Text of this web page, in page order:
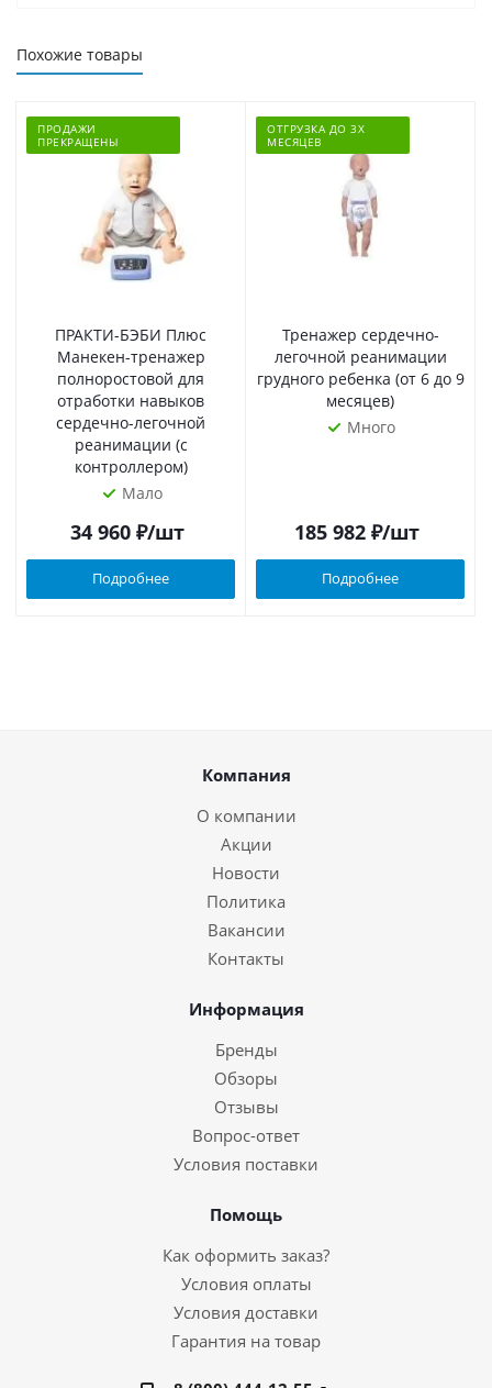
Похожие товары
ПРОДАЖИ
ПРЕКРАЩЕНЫ
ПРАКТИ-БЭБИ Плюс
Манекен-тренажер
полноростовой для
отработки навыков
сердечно-легочной
реанимации (с
контроллером)
Мало
34 960₽/шт
Подробнее
ОТГРУЗКА ДО 3Х
МЕСЯЦЕВ
Тренажер сердечно-
легочной реанимации
грудного ребенка (от 6 до 9
месяцев)
Много
185 982₽/шт
Подробнее
Компания
О компании
Акции
Новости
Политика
Вакансии
Контакты
Информация
Бренды
Обзоры
Отзывы
Вопрос-ответ
Условия поставки
Помощь
Как оформить заказ?
Условия оплаты
Условия доставки
Гарантия на товар